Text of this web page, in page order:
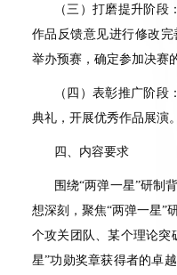
（三）打磨提升阶段
作品反馈意见进行修改完
举办预赛，确定参加决赛
（四）表彰推广阶段
典礼，开展优秀作品展演。
四、内容要求
围绕“两弹一星”研制
想深刻，聚焦“两弹一星”
个攻关团队、某个理论突
星”功勋奖章获得者的卓